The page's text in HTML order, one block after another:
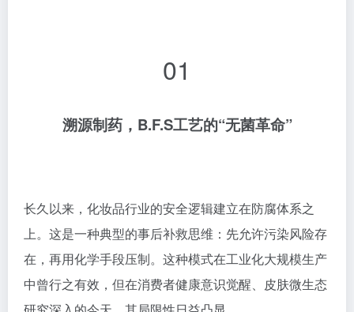
长久以来，化妆品行业的安全逻辑建立在防腐体系之
在，再用化学手段压制。这种模式在工业化大规模生产
防腐剂的本质，是对产品纯净度的一种妥协。它无法解
决开封后的二次污染，也无法阻止活性成分因氧化而失
效。更重要的是，它将“安全”的责任转嫁给了消费者
——你需要自己判断何时丢弃、如何保存。